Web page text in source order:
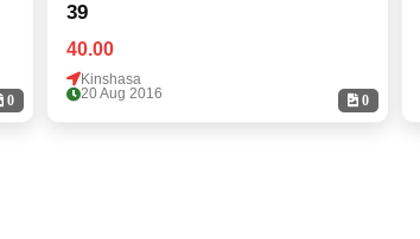
0 0
39
40.00
Kinshasa
20 Aug 2016